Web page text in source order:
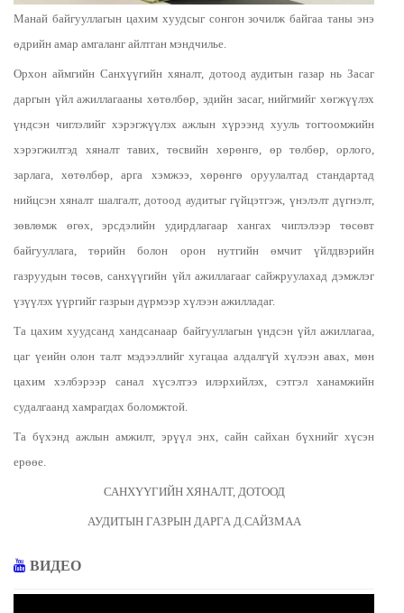
Манай байгууллагын цахим хуудсыг сонгон зочилж байгаа таны энэ
өдрийн амар амгаланг айлтган мэндчилье.
Орхон аймгийн Санхүүгийн хяналт, дотоод аудитын газар нь Засаг
даргын үйл ажиллагааны хөтөлбөр, эдийн засаг, нийгмийг хөгжүүлэх
үндсэн чиглэлийг хэрэгжүүлэх ажлын хүрээнд хууль тогтоомжийн
хэрэгжилтэд хяналт тавих, төсвийн хөрөнгө, өр төлбөр, орлого,
зарлага, хөтөлбөр, арга хэмжээ, хөрөнгө оруулалтад стандартад
нийцсэн хяналт шалгалт, дотоод аудитыг гүйцэтгэж, үнэлэлт дүгнэлт,
зөвлөмж өгөх, эрсдэлийн удирдлагаар хангах чиглэлээр төсөвт
байгууллага, төрийн болон орон нутгийн өмчит үйлдвэрийн
газруудын төсөв, санхүүгийн үйл ажиллагааг сайжруулахад дэмжлэг
үзүүлэх үүргийг газрын дүрмээр хүлээн ажилладаг.
Та цахим хуудсанд хандсанаар байгууллагын үндсэн үйл ажиллагаа,
цаг үеийн олон талт мэдээллийг хугацаа алдалгүй хүлээн авах, мөн
цахим хэлбэрээр санал хүсэлтээ илэрхийлэх, сэтгэл ханамжийн
судалгаанд хамрагдах боломжтой.
Та бүхэнд ажлын амжилт, эрүүл энх, сайн сайхан бүхнийг хүсэн
ерөөе.
САНХҮҮГИЙН ХЯНАЛТ, ДОТООД
АУДИТЫН ГАЗРЫН ДАРГА Д.САЙЗМАА
ВИДЕО